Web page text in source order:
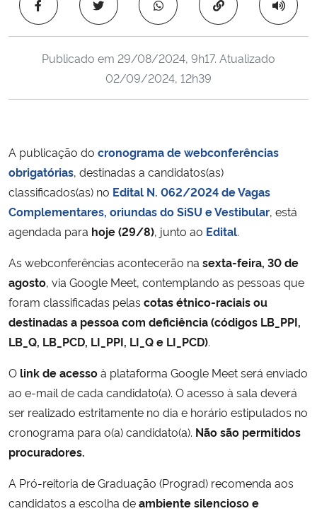
Ministério da Saúde
Ministério de Minas e Energia
Ministério da Ciência, Tecnologia, Inovações e Comunicações
Ministério do Turismo
Ministério do Desenvolvimento Regional
Ministério da Mulher, da Família e dos Direitos Humanos
Secretaria-Geral
Gabinete de Segurança Institucional
Advocacia-Geral da União
Copiar para área
Publicado em 29/08/2024, 9h17. Atualizado
02/09/2024, 12h39
A publicação do cronograma de webconferências
obrigatórias, destinadas a candidatos(as)
classificados(as) no Edital N. 062/2024 de Vagas
Complementares, oriundas do SiSU e Vestibular, está
agendada para hoje (29/8), junto ao Edital.
As webconferências acontecerão na sexta-feira, 30 de
agosto, via Google Meet, contemplando as pessoas que
foram classificadas pelas cotas étnico-raciais ou
destinadas a pessoa com deficiência (códigos LB_PPI,
LB_Q, LB_PCD, LI_PPI, LI_Q e LI_PCD).
O link de acessoà plataforma Google Meet será enviado
ao e-mail de cada candidato(a). O acesso à sala deverá
ser realizado estritamente no dia e horário estipulados no
cronograma para o(a) candidato(a). Não são permitidos
procuradores.
A Pró-reitoria de Graduação (Prograd) recomenda aos
candidatos a escolha deambiente silencioso e